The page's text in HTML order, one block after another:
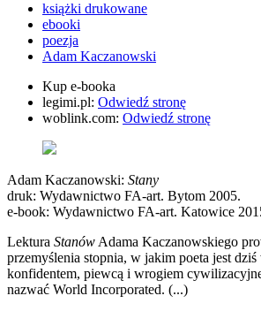
książki drukowane
ebooki
poezja
Adam Kaczanowski
Kup e-booka
legimi.pl: Odwiedź stronę
woblink.com: Odwiedź stronę
Adam Kaczanowski: Stany
druk: Wydawnictwo FA-art. Bytom 2005.
e-book: Wydawnictwo FA-art. Katowice
Lektura Stanów Adama Kaczanowskiego
przemyślenia stopnia, w jakim poeta jest
konfidentem, piewcą i wrogiem
nazwać World Incorporated. (...)